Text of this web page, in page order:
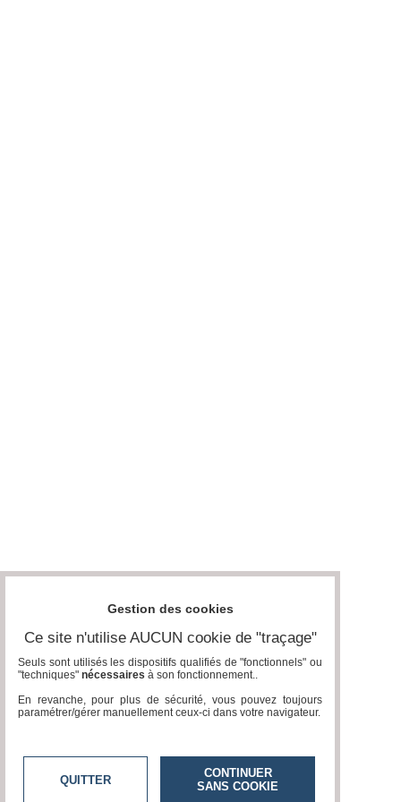
Gestion des cookies
Ce site n'utilise AUCUN cookie de "traçage"
Seuls sont utilisés les dispositifs qualifiés de "fonctionnels" ou
"techniques" nécessaires à son fonctionnement..
En revanche, pour plus de sécurité, vous pouvez toujours
paramétrer/gérer manuellement ceux-ci dans votre navigateur.
QUITTER
CONTINUER
SANS COOKIE